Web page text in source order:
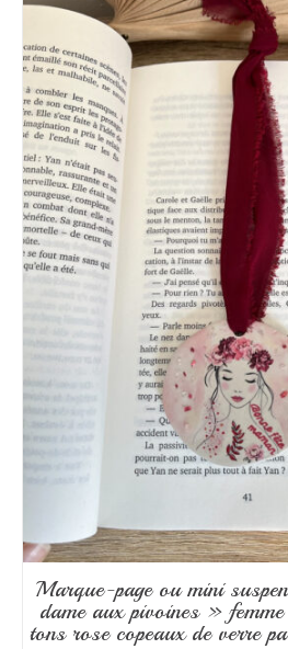
Marque-page ou mini
dame aux pivoines »
tons rose copeaux de verre